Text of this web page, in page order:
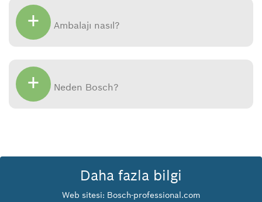
+ Ambalajı nasıl?
+ Neden Bosch?
Daha fazla bilgi
Web sitesi: Bosch-professional.com